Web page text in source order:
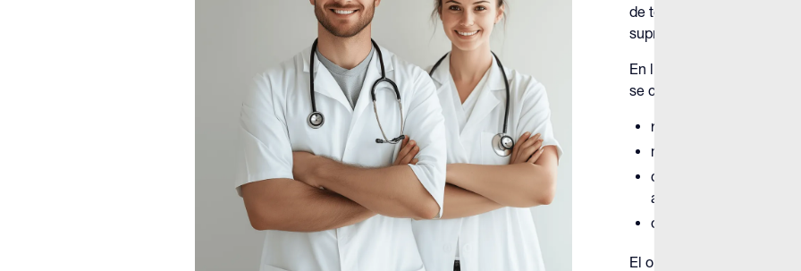
de testosterona al abordar
suprimen o alteran la
En lugar de introducir
se centra en:
restaurar la
mejorar la capacidad
corregir los factores
al estilo de vida
optimizar el equilibrio
El objetivo es aumentar